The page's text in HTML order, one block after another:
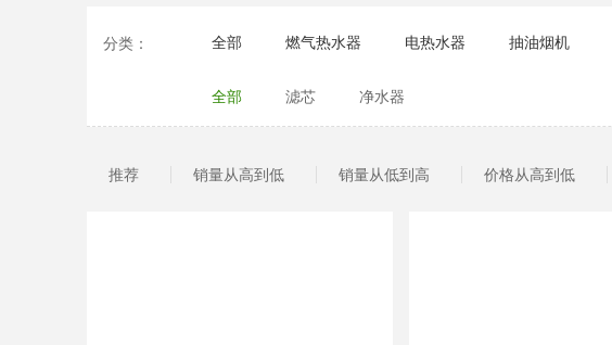
分类： 全部 燃气热水器 电热水器 抽油烟机
全部 滤芯 净水器
推荐 销量从高到低 销量从低到高 价格从高到低